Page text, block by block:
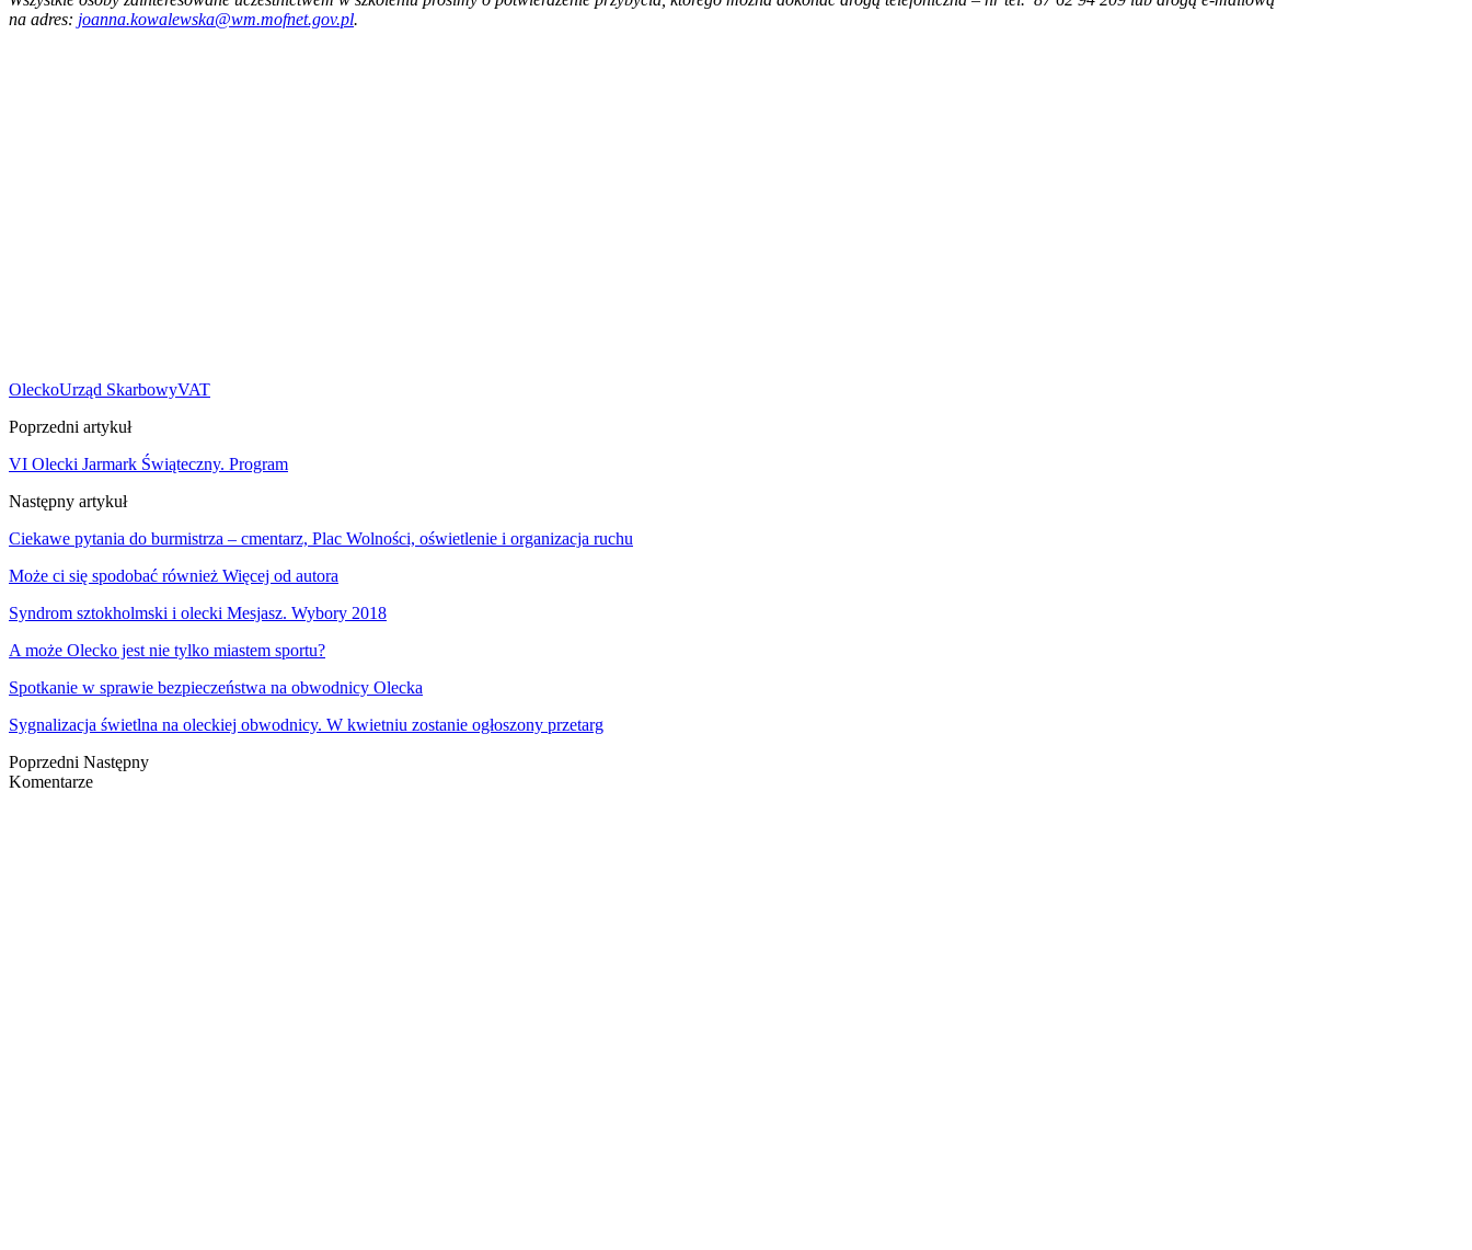
na adres: joanna.kowalewska@wm.mofnet.gov.pl.
OleckoUrząd SkarbowyVAT
Poprzedni artykuł
VI Olecki Jarmark Świąteczny. Program
Następny artykuł
Ciekawe pytania do burmistrza – cmentarz, Plac Wolności, oświetlenie i organizacja ruchu
Może ci się spodobać również Więcej od autora
Syndrom sztokholmski i olecki Mesjasz. Wybory 2018
A może Olecko jest nie tylko miastem sportu?
Spotkanie w sprawie bezpieczeństwa na obwodnicy Olecka
Sygnalizacja świetlna na oleckiej obwodnicy. W kwietniu zostanie ogłoszony przetarg
Poprzedni Następny
Komentarze